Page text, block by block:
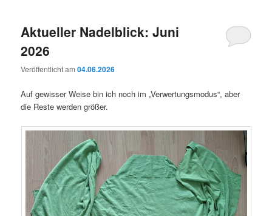
Aktueller Nadelblick: Juni
2026
Veröffentlicht am04.06.2026
Auf gewisser Weise bin ich noch im „Verwertungsmodus“, aber
die Reste werden größer.